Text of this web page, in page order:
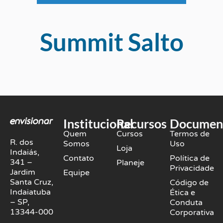
Summit Salto
R. dos
Indaiás,
341 –
Jardim
Santa Cruz,
Indaiatuba
– SP,
13344-000
Institucional
Quem
Somos
Contato
Equipe
Recursos
Cursos
Loja
Planeje
Termos de
Uso
Política de
Privacidade
Código de
Ética e
Conduta
Corporativa